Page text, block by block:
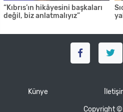
“Kıbrıs’ın hikâyesini başkaları
değil, biz anlatmalıyız”
Künye
Copyright